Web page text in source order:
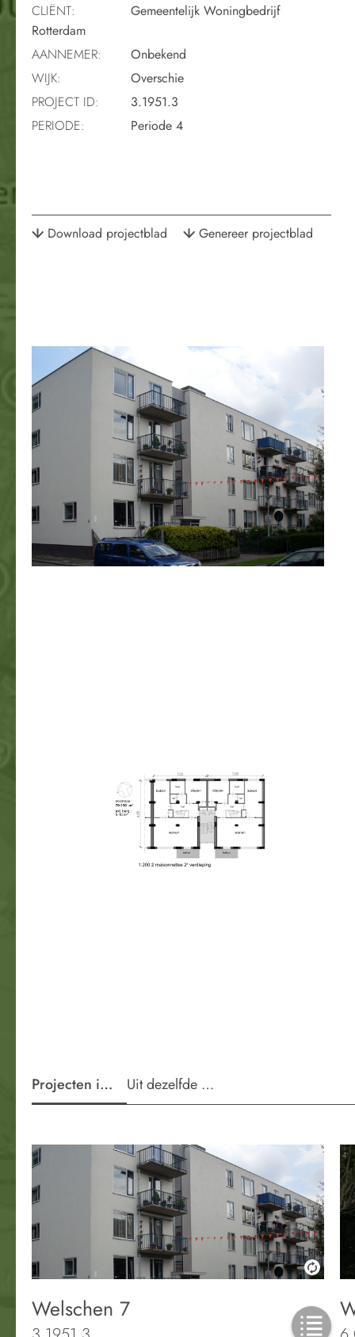
CLIËNT:
Gemeentelijk Woningbedrijf
Rotterdam
AANNEMER:
Onbekend
WIJK:
Overschie
PROJECT ID:
3.1951.3
PERIODE:
Periode 4
Download projectblad Genereer projectblad
Projecten in de wijkUit dezelfde periode
Welschen 7